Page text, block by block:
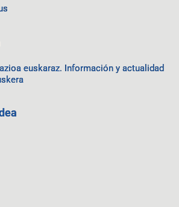
euskaraz. Información y actualidad